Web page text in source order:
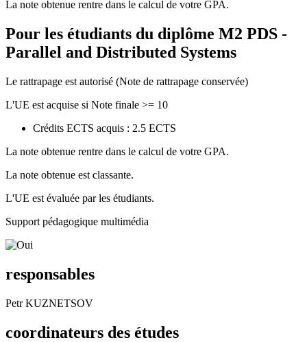
La note obtenue rentre dans le calcul de votre GPA.
Pour les étudiants du diplôme M2 PDS -
Parallel and Distributed Systems
Le rattrapage est autorisé (Note de rattrapage conservée)
L'UE est acquise si Note finale >= 10
Crédits ECTS acquis : 2.5 ECTS
La note obtenue rentre dans le calcul de votre GPA.
La note obtenue est classante.
L'UE est évaluée par les étudiants.
Support pédagogique multimédia
responsables
Petr KUZNETSOV
coordinateurs des études